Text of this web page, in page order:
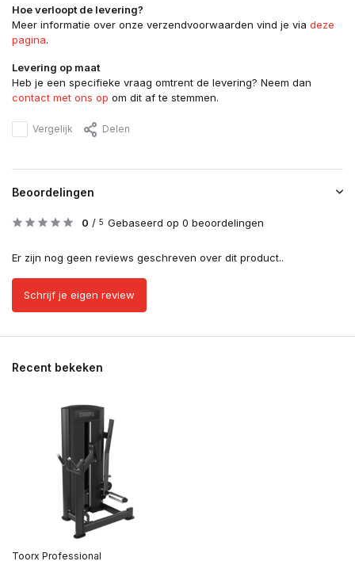
Hoe verloopt de levering?
Meer informatie over onze verzendvoorwaarden vind je via deze
pagina.
Levering op maat
Heb je een specifieke vraag omtrent de levering? Neem dan
contact met ons op om dit af te stemmen.
Vergelijk Delen
Beoordelingen
0 / 5 Gebaseerd op 0 beoordelingen
Er zijn nog geen reviews geschreven over dit product..
Schrijf je eigen review
Recent bekeken
Toorx Professional